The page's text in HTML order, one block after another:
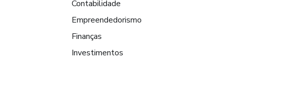
Contabilidade
Empreendedorismo
Finanças
Investimentos